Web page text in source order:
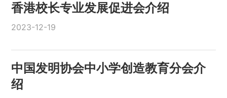
香港校长专业发展促进会介绍
2023-12-19
中国发明协会中小学创造教育分会介
绍